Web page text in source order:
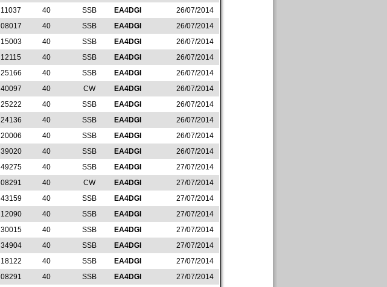
11037 40 SSB EA4DGI
26/07/2014
08017 40 SSB EA4DGI
26/07/2014
15003 40 SSB EA4DGI
26/07/2014
12115 40 SSB EA4DGI
26/07/2014
25166 40 SSB EA4DGI
26/07/2014
40097 40 CW EA4DGI
26/07/2014
25222 40 SSB EA4DGI
26/07/2014
24136 40 SSB EA4DGI
26/07/2014
20006 40 SSB EA4DGI
26/07/2014
39020 40 SSB EA4DGI
26/07/2014
49275 40 SSB EA4DGI
27/07/2014
08291 40 CW EA4DGI
27/07/2014
43159 40 SSB EA4DGI
27/07/2014
12090 40 SSB EA4DGI
27/07/2014
30015 40 SSB EA4DGI
27/07/2014
34904 40 SSB EA4DGI
27/07/2014
18122 40 SSB EA4DGI
27/07/2014
08291 40 SSB EA4DGI
27/07/2014